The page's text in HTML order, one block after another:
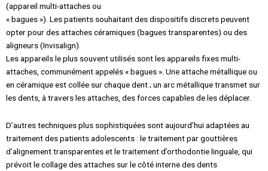
(appareil multi-attaches ou
« bagues »). Les patients souhaitant des dispositifs discrets peuvent
opter pour des attaches céramiques (bagues transparentes) ou des
aligneurs (Invisalign).
Les appareils le plus souvent utilisés sont les appareils fixes multi-
attaches, communément appelés « bagues ». Une attache métallique ou
en céramique est collée sur chaque dent ; un arc métallique transmet sur
les dents, à travers les attaches, des forces capables de les déplacer.
D’autres techniques plus sophistiquées sont aujourd’hui adaptées au
traitement des patients adolescents : le traitement par gouttières
d’alignement transparentes et le traitement d’orthodontie linguale, qui
prévoit le collage des attaches sur le côté interne des dents